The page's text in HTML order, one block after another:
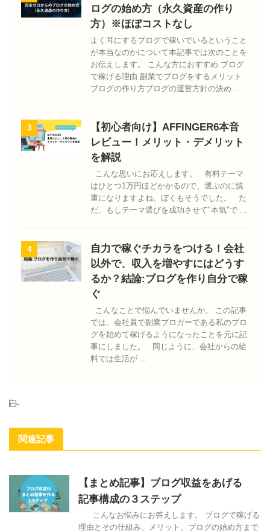
ログの始め方（永久資産の作り
方）※ほぼコストなし
よく耳にするブログで稼いでいるということ
が本当なのかについて本記事では次のことを
お伝えします。 こんな方におすすめ ブログ
で稼げる理由 副業でブログをするメリット
ブログの作り方ブログの運営方針の決め ...
3
【初心者向け】AFFINGER6本音
レビュー！メリット・デメリット
を解説
こんな思いにお応えします。 有料テーマ
はひとつ1万円ほどかかるので、選ぶのに慎
重になりますよね。ぼくもそうでした。 た
だ、もしテーマ選びを成功させて"本気"で ...
4
自力で稼ぐチカラをつける！会社
以外で、収入を増やすにはどうす
るか？結論:ブログを作り自分で稼
ぐ
こんなことで悩んでいませんか。 この記事
では、会社員で副業ブロガーである私のブロ
グを始めて稼げるようになったことを元に記
事にしました。 同じように、会社からの給
料では生活が ...
-
関連記事
【まとめ記事】ブログ収益をあげる
記事構成の３ステップ
こんなお悩みにお答えします。 ブログで稼げる
理由とその仕組み、メリット、ブログの始め方まで